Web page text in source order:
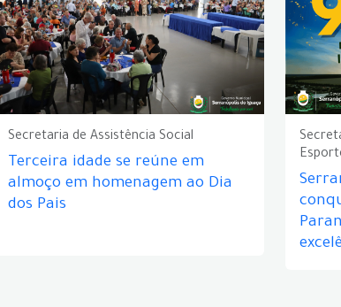
Secretaria de Assistência Social
Terceira idade se reúne em
almoço em homenagem ao Dia
dos Pais